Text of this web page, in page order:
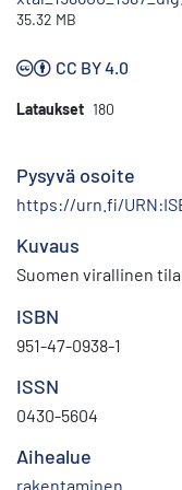
35.32 MB
CC BY 4.0
Lataukset 180
Pysyvä osoite
https://urn.fi/
Kuvaus
Suomen virallinen
ISBN
951-47-0938-1
ISSN
0430-5604
Aihealue
rakentaminen